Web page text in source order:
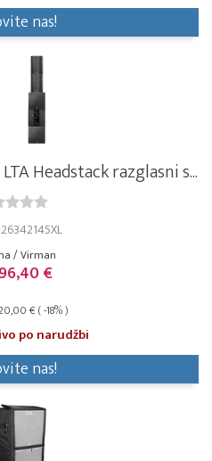
nas!
Headstack razglasni s...
/ Virman
€
€ ( -18% )
po narudžbi
nas!